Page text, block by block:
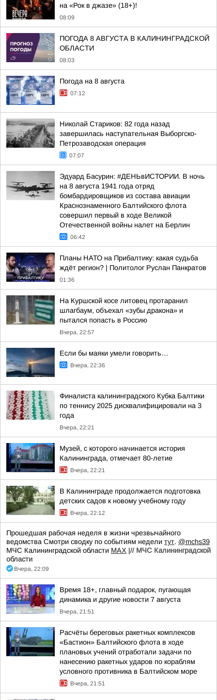
на «Рок в джазе» (18+)!
08:09
ПОГОДА 8 АВГУСТА В КАЛИНИНГРАДСКОЙ
ОБЛАСТИ
08:03
Погода на 8 августа
07:12
Николай Стариков: 82 года назад
завершилась наступательная Выборгско-
Петрозаводская операция
07:07
Эдуард Басурин: #ДЕНЬвИСТОРИИ. В ночь
на 8 августа 1941 года отряд
бомбардировщиков из состава авиации
Краснознаменного Балтийского флота
совершил первый в ходе Великой
Отечественной войны налет на Берлин
06:42
Планы НАТО на Прибалтику: какая судьба
ждёт регион? | Политолог Руслан Панкратов
01:36
На Куршской косе литовец протаранил
шлагбаум, объехал «зубы дракона» и
пытался попасть в Россию
Вчера, 22:57
Если бы маяки умели говорить…
Вчера, 22:36
Финалиста калининградского Кубка Балтики
по теннису 2025 дисквалифицировали на 3
года
Вчера, 22:21
Музей, с которого начинается история
Калининграда, отмечает 80-летие
Вчера, 22:21
В Калининграде продолжается подготовка
детских садов к новому учебному году
Вчера, 22:12
Прошедшая рабочая неделя в жизни чрезвычайного
ведомства Смотри сводку по событиям недели тут. @mchs39
МЧС Калининградской области MAX |// МЧС Калининградской
области
Вчера, 22:09
Время 18+, главный подарок, пугающая
динамика и другие новости 7 августа
Вчера, 21:51
Расчёты береговых ракетных комплексов
«Бастион» Балтийского флота в ходе
плановых учений отработали задачи по
нанесению ракетных ударов по кораблям
условного противника в Балтийском море
Вчера, 21:51